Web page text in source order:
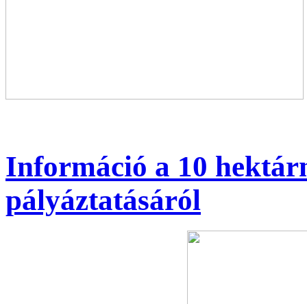
Információ a 10
pályáztatásáról